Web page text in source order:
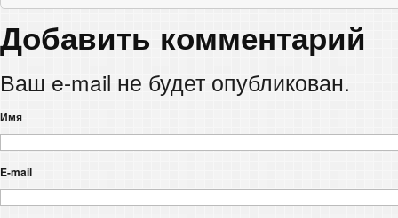
Добавить комментарий
Ваш e-mail не будет опубликован.
Имя
E-mail